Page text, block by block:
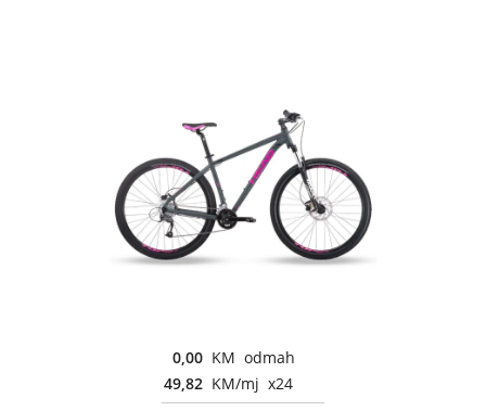
0,00 KM odmah
49,82 KM/mj x24